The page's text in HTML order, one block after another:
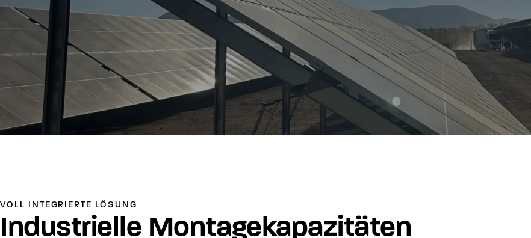
VOLL INTEGRIERTE LÖSUNG
Industrielle Montagekapazitäten